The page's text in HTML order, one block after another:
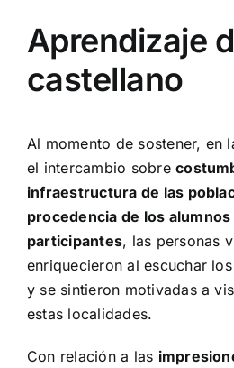
Aprendizaje
castellano
Al momento de sostener, en
el intercambio sobre
infraestructura de las
procedencia de los
participantes, las personas
enriquecieron al escuchar
y se sintieron motivadas a
estas localidades.
Con relación a las